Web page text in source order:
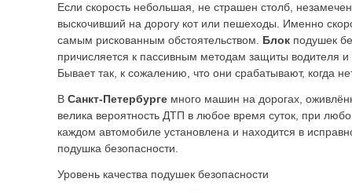
Если скорость небольшая, не страшен столб,
выскочивший на дорогу кот или пешеходы. Именно
самым рискованным обстоятельством. Блок подушек
причисляется к пассивным методам защиты водителя
Бывает так, к сожалению, что они срабатывают, когда
В Санкт-Петербурге много машин на дорогах,
велика вероятность ДТП в любое время суток, при
каждом автомобиле установлена и находится в
подушка безопасности.
Уровень качества подушек безопасности